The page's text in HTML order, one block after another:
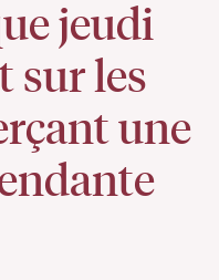
jeudi
sur les
une